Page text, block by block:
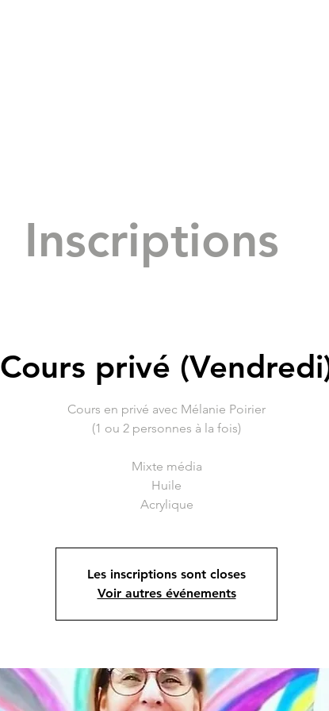
Inscriptions
Cours privé
Cours en privé avec Mélanie Poirier
(1 ou 2 personnes à la fois)
Mixte média
Huile
Acrylique
Les inscriptions sont closes
Voir autres événements